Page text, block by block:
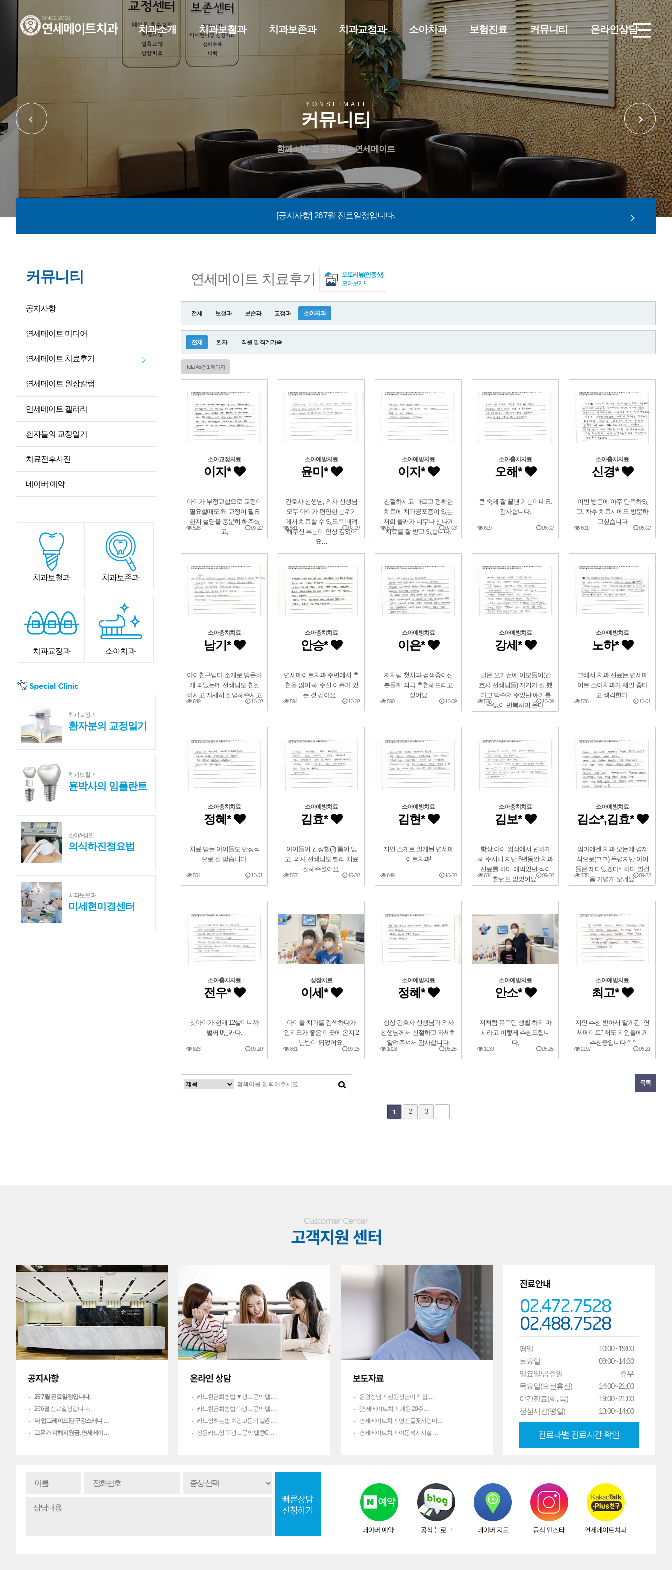
치과소개 치과보철과 치과보존과 치과교정과 소아치과 보험진료 커뮤니티 온라인상담
YONSEIMATE
커뮤니티
함께 나누고 공유하는 연세메이트
[공지사항] 26'7월 진료일정입니다.
[공지사항] 2026 병오년 새해 복 많이 받으세요. (윤승환, 전동근 원장님 자필 편지)
커뮤니티
공지사항
연세메이트 미디어
연세메이트 치료후기
연세메이트 원장칼럼
연세메이트 갤러리
환자들의 교정일기
치료전후사진
네이버 예약
치과보철과 치과보존과
치과교정과 소아치과
치과교정과
환자분의 교정일기
치과보철과
윤박사의 임플란트
소아&성인
의식하진정요법
치과보존과
미세현미경센터
연세메이트 치료후기
포토리뷰(인증샷)
모아보기!
전체 보철과 보존과 교정과 소아치과
전체 환자 직원 및 직계가족
Total 45건 1 페이지
소아교정치료
이지*
아이가 부정교합으로 교정이
필요할때도 왜 교정이 필요
한지 설명을 충분히 해주셨
고,
528 09-22
소아예방치료
윤미*
간호사 선생님, 의사 선생님
모두 아이가 편안한 분위기
에서 치료할 수 있도록 배려
해주신 부분이 인상 깊었어
요…
581 07-19
소아예방치료
이지*
친절하시고 빠르고 정확한
치료에 치과공포증이 있는
저희 둘째가 너무나 신나게
치료를 잘 받고 있습니다.
611 07-03
소아충치치료
오해*
큰 숙제 잘 끝낸 기분이네요.
감사합니다.
619 06-02
소아충치치료
신경*
이번 방문에 아주 만족하였
고, 차후 치료시에도 방문하
고싶습니다
601 06-02
소아충치치료
남기*
아이친구엄마 소개로 방문하
게 되었는데 선생님도 친절
하시고 자세히 설명해주시고
649 11-10
소아충치치료
안승*
연세메이트치과 주변에서 추
천을 많이 해 주신 이유가 있
는 것 같아요...
594 11-10
소아예방치료
이은*
저처럼 첫치과 검색중이신
분들께 적극 추천해드리고
싶어요
590 11-09
소아예방치료
강세*
딸은 오기전에 이모들이(간
호사 선생님들) 자기가 잘 했
다고 박수쳐 주었단 얘기를
수없이 반복하며 온다
556 11-09
소아예방치료
노하*
그래서 치과 진료는 연세메
이트 소아치과가 제일 좋다
고 생각한다.
526 11-01
소아충치치료
정혜*
치료 받는 아이들도 안정적
으로 잘 받습니다.
554 11-01
소아예방치료
김효*
아이들이 긴장할(?) 틈이 없
고, 의사 선생님도 빨리 치료
잘해주셨어요.
567 10-28
소아예방치료
김현*
지인 소개로 알게된 연세메
이트치과!
649 10-28
소아충치치료
김보*
항상 아이 입장에서 편하게
해 주시니 지난 8년동안 치과
진료를 하며 애먹었던 적이
한번도 없었어요.
684 09-28
소아예방치료
김소*,김효*
엄마에겐 치과 오는게 경제
적으로(ㅋㅋ) 두렵지만 아이
들은 재미있겠다~ 하며 발걸
음 가볍게 오네요.
735 09-23
소아충치치료
전우*
첫아이가 현재 12살이니까
벌써 8년째다.
823 09-20
성장치료
이세*
아이들 치과를 검색하다가
인지도가 좋은 이곳에 온지 2
년반이 되었어요.
861 09-15
소아예방치료
정혜*
항상 간호사 선생님과 의사
선생님께서 친절하고 자세히
알려주셔서 감사합니다.
1028 05-25
소아예방치료
안소*
저처럼 유목민 생활 하지 마
시라고 이렇게 추천드립니
다.
1139 05-25
소아예방치료
최고*
지인 추천 받아서 알게된 "연
세메이트" 저도 지인들에게
추천중입니다 ^_^
2197 06-21
목록
1 2 3
26'7월 진료일정입니다.
26'6월 진료일정입니다.
더 업그레이드된 구강스캐너 …
고유가 피해지원금, 연세메이…
카드현금화방법 ▼광고문의 텔…
카드현금화방법 ☁광고문의 텔…
카드깡하는법 ✽광고문의 텔@…
신용카드깡 ▽광고문의 텔@C…
윤원장님과 전원장님이 직접 …
[연세메이트치과 개원 20주…
연세메이트치과 명진들꽃사랑마…
연세메이트치과 아동복지시설 …
평일
토요일
일요일/공휴일
목요일(오전휴진)
야간진료(화, 목)
점심시간(평일)
10:00~19:00
09:00~14:30
휴무
14:00~21:00
19:00~21:00
13:00~14:00